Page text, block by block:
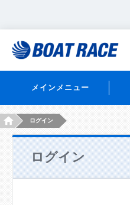
メインメニュー
HOMEログイン
ログイン